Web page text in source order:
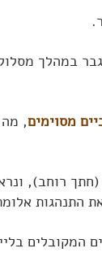
במהלך
מסוימים, מה
(חתך רוחב),
התנהגות
המקובלים